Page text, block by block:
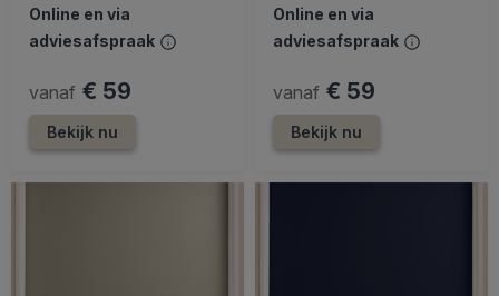
Online en via
adviesafspraak
vanaf € 59
Bekijk nu
Online en via
adviesafspraak
vanaf € 59
Bekijk nu